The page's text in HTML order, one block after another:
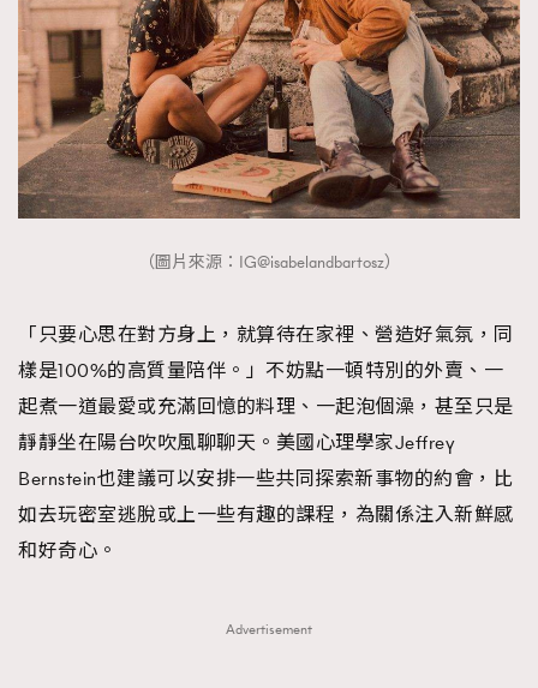
（圖片來源：IG@isabelandbartosz）
「只要心思在對方身上，就算待在家裡、營造好氣氛，同
樣是100%的高質量陪伴。」不妨點一頓特別的外賣、一
起煮一道最愛或充滿回憶的料理、一起泡個澡，甚至只是
靜靜坐在陽台吹吹風聊聊天。美國心理學家Jeffrey
Bernstein也建議可以安排一些共同探索新事物的約會，比
如去玩密室逃脫或上一些有趣的課程，為關係注入新鮮感
和好奇心。
Advertisement